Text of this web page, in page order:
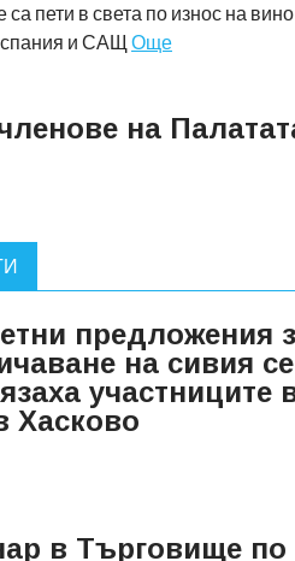
са пети в света по износ на
и САЩ Още
на
предложения
на сивия
участниците
Хасково
в Търговище по